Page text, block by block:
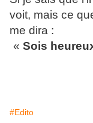
voit, mais ce
me dira :
« Sois
#Edito